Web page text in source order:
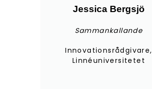
Jessica Bergsjö
Sammankallande
Innovationsrådgivare,
Linnéuniversitetet